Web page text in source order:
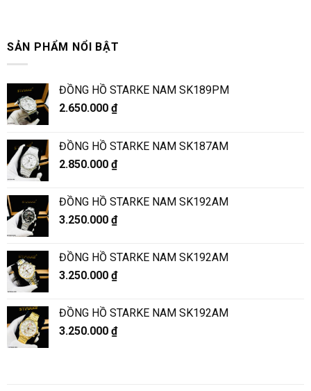
SẢN PHẨM NỔI BẬT
ĐỒNG HỒ STARKE NAM SK189PM
2.650.000 ₫
ĐỒNG HỒ STARKE NAM SK187AM
2.850.000 ₫
ĐỒNG HỒ STARKE NAM SK192AM
3.250.000 ₫
ĐỒNG HỒ STARKE NAM SK192AM
3.250.000 ₫
ĐỒNG HỒ STARKE NAM SK192AM
3.250.000 ₫